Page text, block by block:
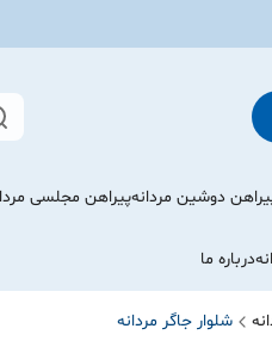
دوشین مردانهپیراهن مجلسی
درباره ما
شلوار جاگر مردانه